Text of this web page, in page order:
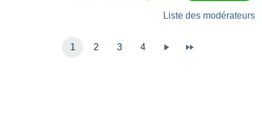
Liste des modérateurs
1 2 3 4